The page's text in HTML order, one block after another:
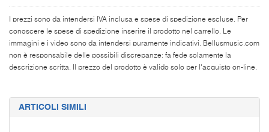
I prezzi sono da intendersi IVA inclusa e spese di spedizione escluse. Per
conoscere le spese di spedizione inserire il prodotto nel carrello. Le
immagini e i video sono da intendersi puramente indicativi. Bellusmusic.com
non è responsabile delle possibili discrepanze: fa fede solamente la
descrizione scritta. Il prezzo del prodotto è valido solo per l'acquisto on-line.
ARTICOLI SIMILI